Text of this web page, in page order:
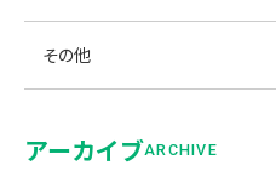
その他
アーカイブARCHIVE